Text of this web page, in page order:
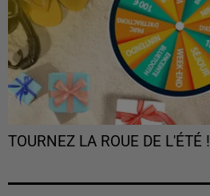
TOURNEZ LA ROUE DE L'ÉTÉ !